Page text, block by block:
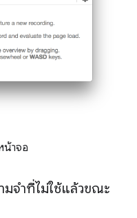
น้าจอ
จำที่ไม่ใช้แล้วขณะ